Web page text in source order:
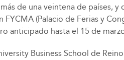
de una veintena de países,
(Palacio de Ferias y
anticipado hasta el 15 de
Business School de